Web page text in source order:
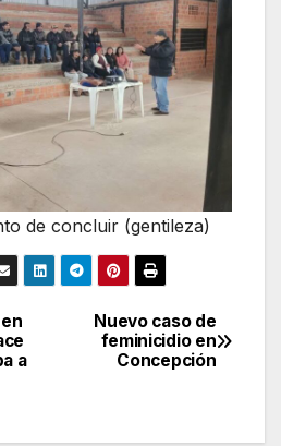
de concluir (gentileza)
Nuevo caso de
feminicidio en
Concepción
a